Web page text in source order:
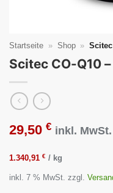
Startseite » Shop » Scitec
Scitec CO-Q10
29,50 € inkl. MwSt.
1.340,91 € / kg
inkl. 7 % MwSt. zzgl.